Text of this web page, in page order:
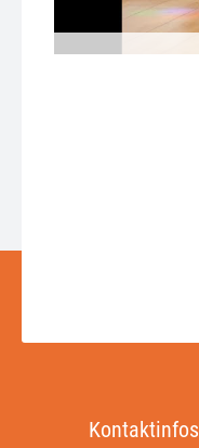
Kontaktinfos